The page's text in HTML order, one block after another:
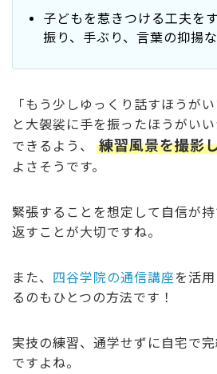
子どもを惹きつける工夫を
振り、手ぶり、言葉の抑揚な
「もう少しゆっくり話すほうが
と大袈裟に手を振ったほうがい
できるよう、
練習風景を撮影
よさそうです。
緊張することを想定して自信が
返すことが大切ですね。
また、 四谷学院の通信講座を活
るのもひとつの方法です！
実技の練習、通学せずに自宅で
ですよね。